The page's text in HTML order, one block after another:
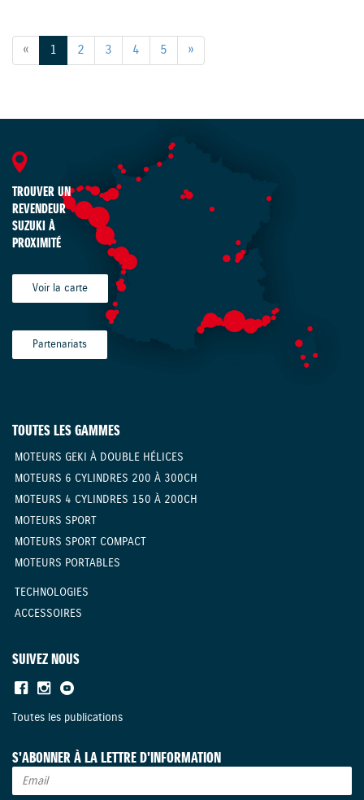
« 1 2 3 4 5 »
TROUVER UN
REVENDEUR
SUZUKI À
PROXIMITÉ
Voir la carte
Partenariats
TOUTES LES GAMMES
MOTEURS GEKI À DOUBLE HÉLICES
MOTEURS 6 CYLINDRES 200 À 300CH
MOTEURS 4 CYLINDRES 150 À 200CH
MOTEURS SPORT
MOTEURS SPORT COMPACT
MOTEURS PORTABLES
TECHNOLOGIES
ACCESSOIRES
SUIVEZ NOUS
Toutes les publications
S'ABONNER À LA LETTRE D'INFORMATION